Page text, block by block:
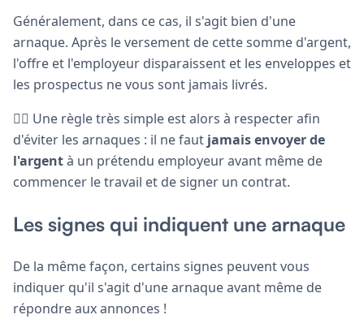
Généralement, dans ce cas, il s'agit bien d'une
arnaque. Après le versement de cette somme d'argent,
l'offre et l'employeur disparaissent et les enveloppes et
les prospectus ne vous sont jamais livrés.
🙅‍♂️ Une règle très simple est alors à respecter afin
d'éviter les arnaques : il ne faut jamais envoyer de
l'argentà un prétendu employeur avant même de
commencer le travail et de signer un contrat.
Les signes qui indiquent une arnaque
De la même façon, certains signes peuvent vous
indiquer qu'il s'agit d'une arnaque avant même de
répondre aux annonces !